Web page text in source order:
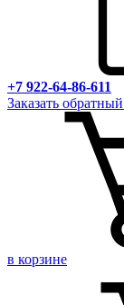
+7 922-64-86-611
Заказать
в корзине